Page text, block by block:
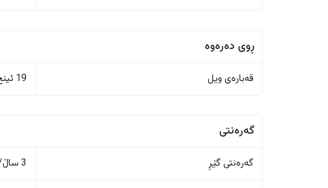
ڕوی دەرەوە
قەبارەی ویل 19 ئینج
گەرەنتی
گەرەنتی گێڕ 3 ساڵ/100,000 کم